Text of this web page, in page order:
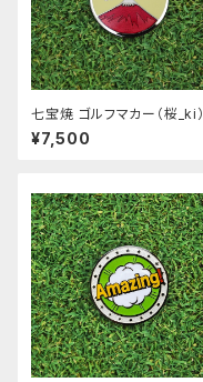
七宝焼 ゴルフマカー（桜_ki）
¥7,500